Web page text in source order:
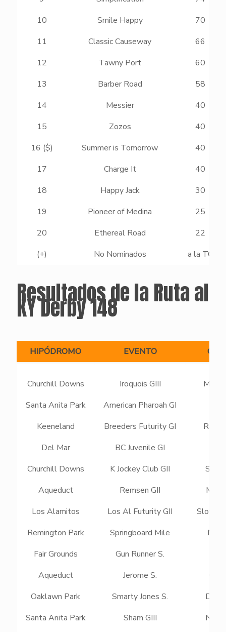
10
Smile Happy
70
11
Classic Causeway
66
12
Tawny Port
60
13
Barber Road
58
14
Messier
40
15
Zozos
40
16 ($)
Summer is Tomorrow
40
17
Charge It
40
18
Happy Jack
30
19
Pioneer of Medina
25
20
Ethereal Road
22
(+)
No Nominados a la TC
Resultados de la Ruta al
KY Derby 148
HIPÓDROMO EVENTO
Churchill Downs Iroquois GIII
Major
Santa Anita Park
American Pharoah GI
Keeneland
Breeders Futurity GI
Del Mar
BC Juvenile GI
Churchill Downs
K Jockey Club GII
Aqueduct
Remsen GII
Mo
Los Alamitos
Los Al Futurity GII
Slow
Remington Park
Springboard Mile
Fair Grounds
Gun Runner S.
Aqueduct
Jerome S.
Oaklawn Park
Smarty Jones S.
Santa Anita Park
Sham GIII